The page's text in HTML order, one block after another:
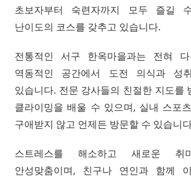
초보자부터 숙련자까지 모두 즐길
난이도의 코스를 갖추고 있습니다.
전통적인 서구 한옥마을과는 전혀
역동적인 공간에서 도전 의식과 성
있습니다. 전문 강사들의 친절한 지도를
클라이밍을 배울 수 있으며, 실내 스포
구애받지 않고 언제든 방문할 수 있습니
스트레스를 해소하고 새로운 취
안성맞춤이며, 친구나 연인과 함께